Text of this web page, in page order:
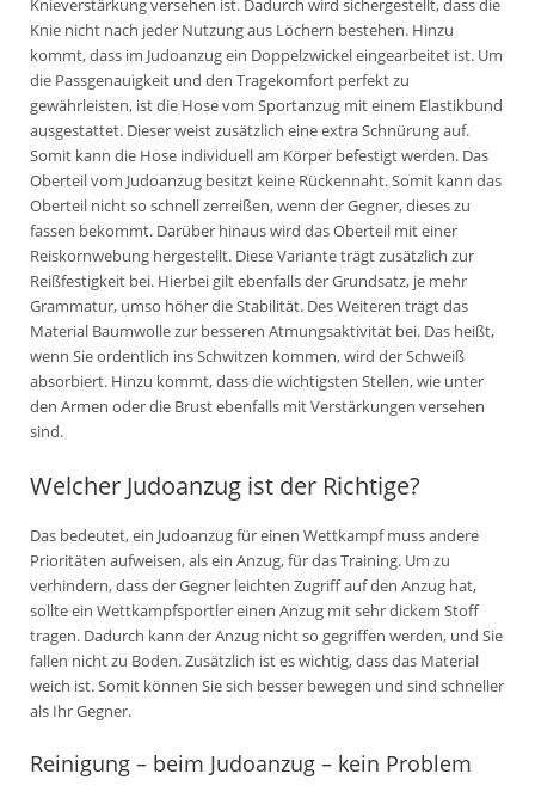
Knieverstärkung versehen ist. Dadurch wird sichergestellt, dass die
Knie nicht nach jeder Nutzung aus Löchern bestehen. Hinzu
kommt, dass im Judoanzug ein Doppelzwickel eingearbeitet ist. Um
die Passgenauigkeit und den Tragekomfort perfekt zu
gewährleisten, ist die Hose vom Sportanzug mit einem Elastikbund
ausgestattet. Dieser weist zusätzlich eine extra Schnürung auf.
Somit kann die Hose individuell am Körper befestigt werden. Das
Oberteil vom Judoanzug besitzt keine Rückennaht. Somit kann das
Oberteil nicht so schnell zerreißen, wenn der Gegner, dieses zu
fassen bekommt. Darüber hinaus wird das Oberteil mit einer
Reiskornwebung hergestellt. Diese Variante trägt zusätzlich zur
Reißfestigkeit bei. Hierbei gilt ebenfalls der Grundsatz, je mehr
Grammatur, umso höher die Stabilität. Des Weiteren trägt das
Material Baumwolle zur besseren Atmungsaktivität bei. Das heißt,
wenn Sie ordentlich ins Schwitzen kommen, wird der Schweiß
absorbiert. Hinzu kommt, dass die wichtigsten Stellen, wie unter
den Armen oder die Brust ebenfalls mit Verstärkungen versehen
sind.
Welcher Judoanzug ist der Richtige?
Das bedeutet, ein Judoanzug für einen Wettkampf muss andere
Prioritäten aufweisen, als ein Anzug, für das Training. Um zu
verhindern, dass der Gegner leichten Zugriff auf den Anzug hat,
sollte ein Wettkampfsportler einen Anzug mit sehr dickem Stoff
tragen. Dadurch kann der Anzug nicht so gegriffen werden, und Sie
fallen nicht zu Boden. Zusätzlich ist es wichtig, dass das Material
weich ist. Somit können Sie sich besser bewegen und sind schneller
als Ihr Gegner.
Reinigung – beim Judoanzug – kein Problem